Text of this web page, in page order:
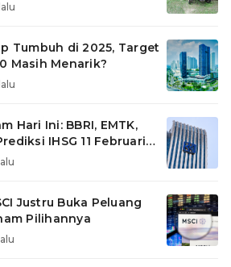
Tumbuh di 2025, Target
Masih Menarik?
Hari Ini: BBRI, EMTK,
IHSG 11 Februari
Justru Buka Peluang
Pilihannya